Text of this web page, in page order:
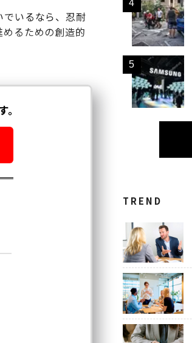
いるなら、忍耐
るための創造的
TREND